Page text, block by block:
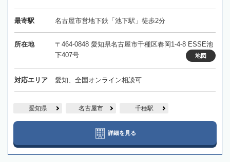
最寄駅 名古屋市営地下鉄「池下駅」徒歩2分
所在地
〒464-0848 愛知県名古屋市千種区春岡1-4-8 ESSE池
下407号
地図
対応エリア 愛知、全国オンライン相談可
愛知県 名古屋市 千種駅
詳細を見る